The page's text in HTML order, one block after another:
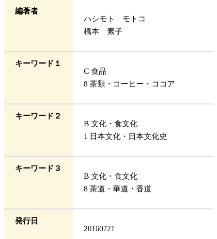
編著者
ハシモト モトコ
橋本 素子
キーワード１
C 食品
8 茶類・コーヒー・ココア
キーワード２
B 文化・食文化
1 日本文化・日本文化史
キーワード３
B 文化・食文化
8 茶道・華道・香道
発行日
20160721